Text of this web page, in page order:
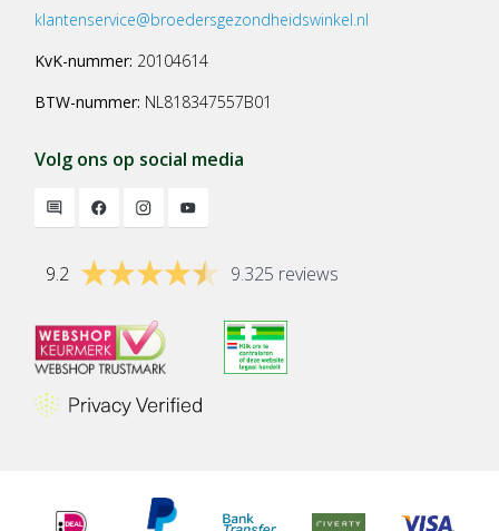
klantenservice@broedersgezondheidswinkel.nl
KvK-nummer: 20104614
BTW-nummer: NL818347557B01
Volg ons op social media
9.2 9.325 reviews